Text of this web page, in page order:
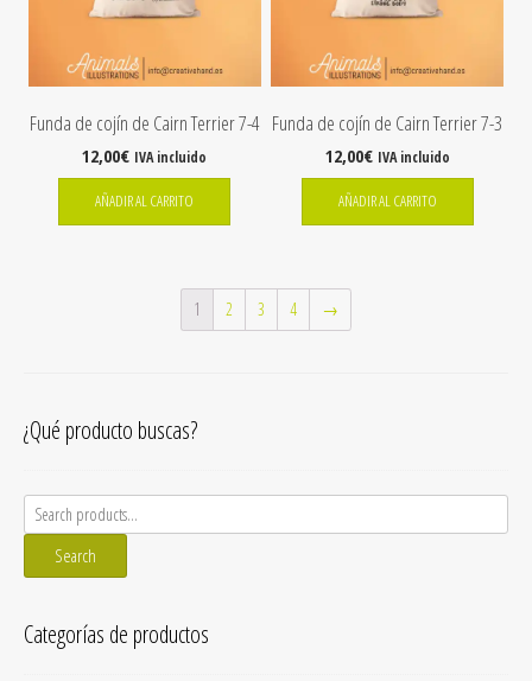
Funda de cojín de Cairn Terrier 7-4
12,00€ IVA incluido
AÑADIR AL CARRITO
Funda de cojín de Cairn Terrier 7-3
12,00€ IVA incluido
AÑADIR AL CARRITO
1 2 3 4 →
¿Qué producto buscas?
Search
for:
Search
Categorías de productos